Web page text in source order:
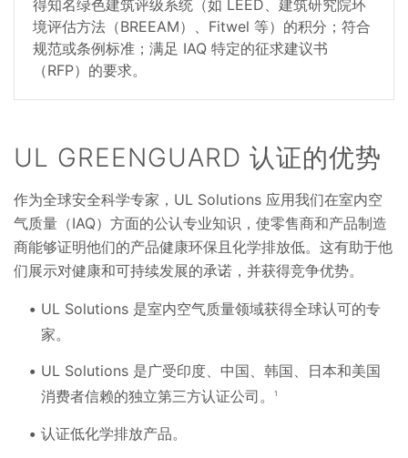
得知名绿色建筑评级系统（如 LEED、建筑研究院环
境评估方法（BREEAM）、Fitwel 等）的积分；符合
规范或条例标准；满足 IAQ 特定的征求建议书
（RFP）的要求。
UL GREENGUARD 认证的优势
作为全球安全科学专家，UL Solutions 应用我们在室内空
气质量（IAQ）方面的公认专业知识，使零售商和产品制造
商能够证明他们的产品健康环保且化学排放低。这有助于他
们展示对健康和可持续发展的承诺，并获得竞争优势。
UL Solutions 是室内空气质量领域获得全球认可的专
家。
UL Solutions 是广受印度、中国、韩国、日本和美国
消费者信赖的独立第三方认证公司。
1
认证低化学排放产品。